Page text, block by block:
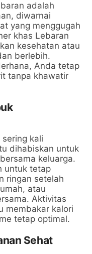
adalah
diwarnai
yang menggugah
khas Lebaran
kesehatan atau
berlebih.
Anda tetap
tanpa khawatir
kali
dihabiskan untuk
keluarga.
untuk tetap
ringan setelah
atau
Aktivitas
membakar kalori
tetap optimal.
Sehat